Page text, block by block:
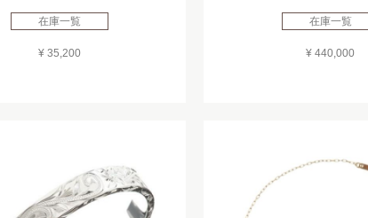
在庫一覧
¥ 35,200
在庫一覧
¥ 440,000